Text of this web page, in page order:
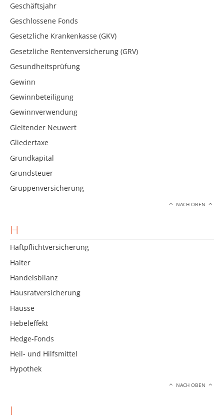
Geschäftsjahr
Geschlossene Fonds
Gesetzliche Krankenkasse (GKV)
Gesetzliche Rentenversicherung (GRV)
Gesundheitsprüfung
Gewinn
Gewinnbeteiligung
Gewinnverwendung
Gleitender Neuwert
Gliedertaxe
Grundkapital
Grundsteuer
Gruppenversicherung
NACH OBEN
H
Haftpflichtversicherung
Halter
Handelsbilanz
Hausratversicherung
Hausse
Hebeleffekt
Hedge-Fonds
Heil- und Hilfsmittel
Hypothek
NACH OBEN
I